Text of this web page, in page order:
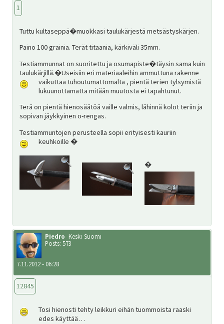
Linkit
Jäsenyys
Palaute
EN
1
Tuttu kultaseppä�muokkasi taulukärjestä metsästyskärjen.
Paino 100 grainia. Terät titaania, kärkiväli 35mm.
Testiammunnat on suoritettu ja osumapiste�täysin sama kuin
taulukärjillä.�Useisiin eri materiaaleihin ammuttuna rakenne
vaikuttaa tuhoutumattomalta , pientä terien tylsymistä
lukuunottamatta mitään muutosta ei tapahtunut.
Terä on pientä hienosäätöä vaille valmis, lähinnä kolot teriin ja
sopivan jäykkyinen o-rengas.
Testiammuntojen perusteella sopii erityisesti kauriin
keuhkoille �
�
Piedro Keski-Suomi
Posts: 573
7.11.2012 - 06:28
12845
Tosi hienosti tehty leikkuri eihän tuommoista raaski
edes käyttää…